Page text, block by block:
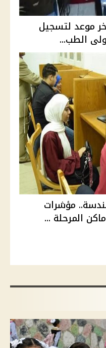
2026.. آخر موعد لتسجيل
الطب...
للهندسة.. مؤشرات